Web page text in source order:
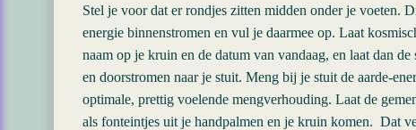
Stel je voor dat er rondjes zitten midden onder je voeten.
energie binnenstromen en vul je daarmee op. Laat
naam op je kruin en de datum van vandaag, en laat dan
en doorstromen naar je stuit. Meng bij je stuit de aarde-
optimale, prettig voelende mengverhouding. Laat de
als fonteintjes uit je handpalmen en je kruin komen. Dat